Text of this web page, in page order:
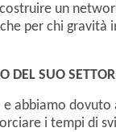
un
per chi gravità
DEL SUO
abbiamo
i tempi di